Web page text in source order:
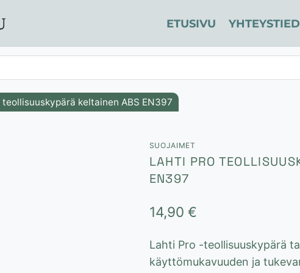
ETUSIVU
teollisuuskypärä keltainen ABS EN397
SUOJAIMET
LAHTI PRO
EN397
14,90 €
Lahti Pro -teollisuuskypärä
käyttömukavuuden ja